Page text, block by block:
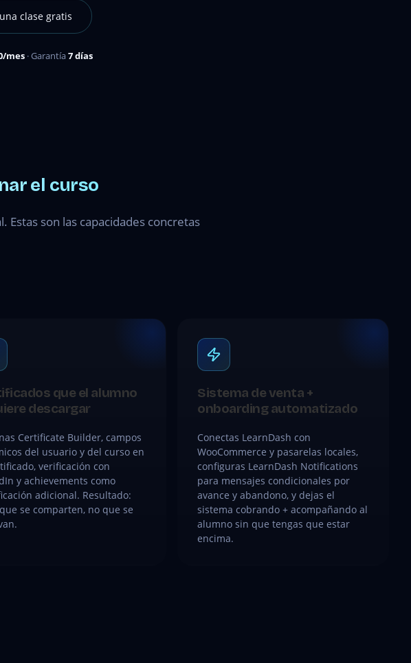
clase gratis
mes· Garantía7 días
el curso
son las capacidades concretas
que el alumno
descargar
Certificate Builder, campos
del usuario y del curso en
verificación con
y achievements como
adicional. Resultado:
que se comparten, no que se
Sistema de venta +
onboarding automatizado
Conectas LearnDash con
WooCommerce y pasarelas locales,
configuras LearnDash Notifications
para mensajes condicionales por
avance y abandono, y dejas el
sistema cobrando + acompañando al
alumno sin que tengas que estar
encima.